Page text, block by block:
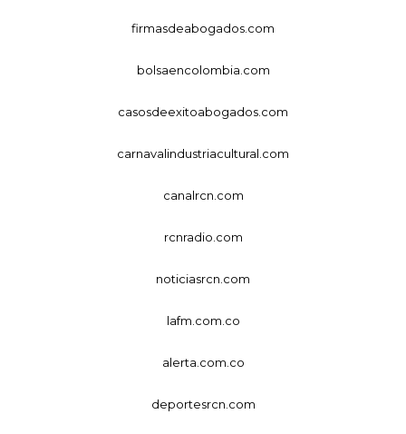
firmasdeabogados.com
bolsaencolombia.com
casosdeexitoabogados.com
carnavalindustriacultural.com
canalrcn.com
rcnradio.com
noticiasrcn.com
lafm.com.co
alerta.com.co
deportesrcn.com